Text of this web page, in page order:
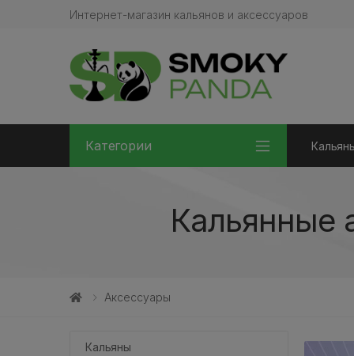
Интернет-магазин кальянов и аксессуаров
Категории
Кальянные
Аксессуары
Кальяны